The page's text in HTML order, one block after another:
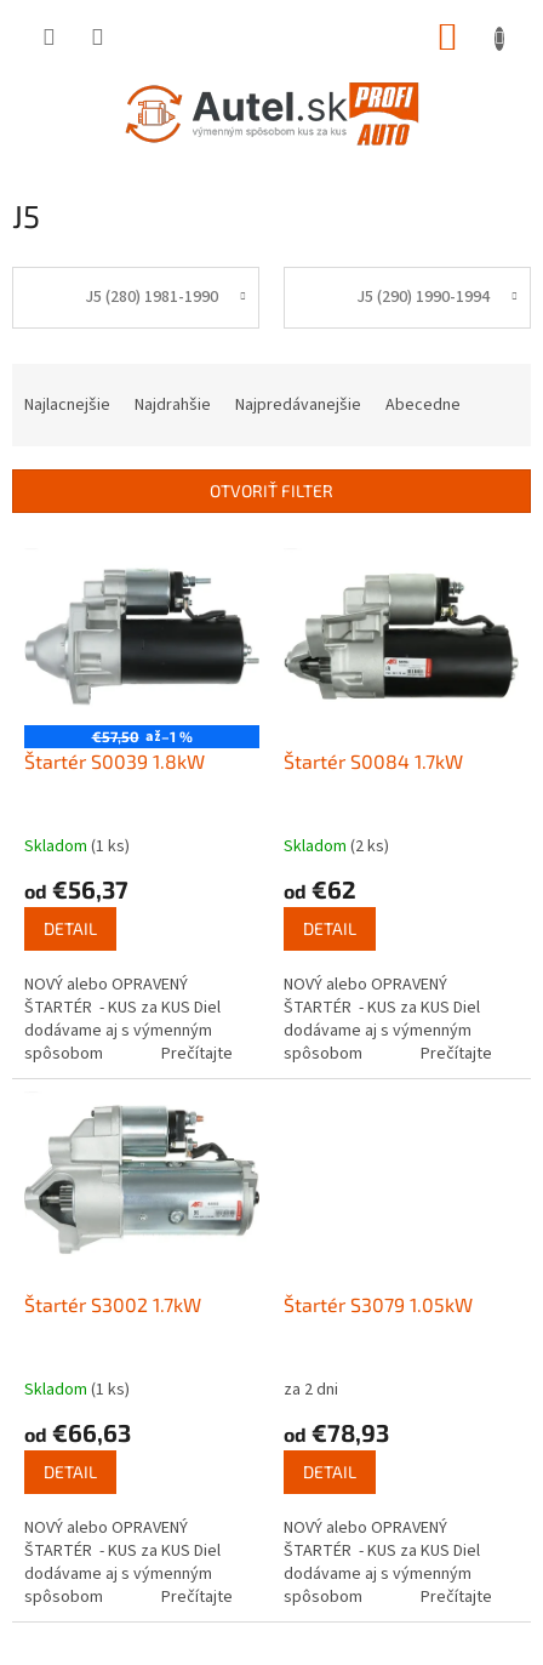
J5
J5 (280) 1981-1990 J5 (290) 1990-1994
i
Najlacnejšie Najdrahšie Najpredávanejšie Abecedne
OTVORIŤ FILTER
€57,50 až–1 %
Štartér S0039 1.8kW
Skladom (1 ks)
od €56,37
DETAIL
NOVÝ alebo OPRAVENÝ
ŠTARTÉR - KUS za KUS Diel
dodávame aj s výmenným
spôsobom Prečítajte
si ako funguje...
Štartér S0084 1.7kW
Skladom (2 ks)
od €62
DETAIL
NOVÝ alebo OPRAVENÝ
ŠTARTÉR - KUS za KUS Diel
dodávame aj s výmenným
spôsobom Prečítajte
si ako funguje...
Štartér S3002 1.7kW
Skladom (1 ks)
od €66,63
DETAIL
NOVÝ alebo OPRAVENÝ
ŠTARTÉR - KUS za KUS Diel
dodávame aj s výmenným
spôsobom Prečítajte
si ako funguje...
Štartér S3079 1.05kW
za 2 dni
od €78,93
DETAIL
NOVÝ alebo OPRAVENÝ
ŠTARTÉR - KUS za KUS Diel
dodávame aj s výmenným
spôsobom Prečítajte
si ako funguje...